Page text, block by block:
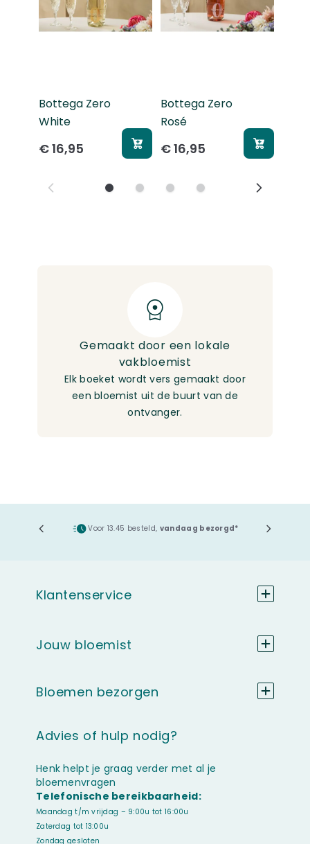
Bottega Zero
White
€ 16,95
Bottega Zero
Rosé
€ 16,95
Gemaakt door een lokale
vakbloemist
Elk boeket wordt vers gemaakt door
een bloemist uit de buurt van de
ontvanger.
Voor 13.45 besteld, vandaag bezorgd*
Advies of hulp nodig?
Henk helpt je graag verder met al je
bloemenvragen
Telefonische bereikbaarheid:
Maandag t/m vrijdag – 9:00u tot 16:00u
Zaterdag tot 13:00u
Zondag gesloten
Klantenservice
Jouw bloemist
Bloemen bezorgen